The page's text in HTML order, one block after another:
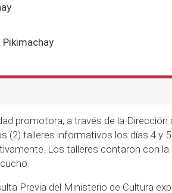
promotora, a través de la
(2) talleres informativos los días 4 y
Los talleres contaron con
Previa del Ministerio de Cultura